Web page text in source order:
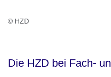
© HZD
Die HZD bei Fach-